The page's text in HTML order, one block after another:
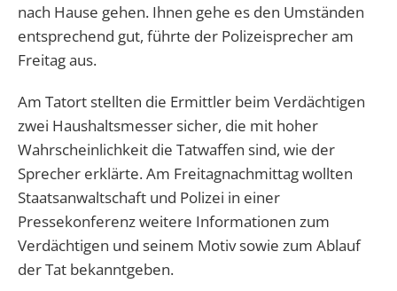
nach Hause gehen. Ihnen gehe es den Umständen
entsprechend gut, führte der Polizeisprecher am
Freitag aus.
Am Tatort stellten die Ermittler beim Verdächtigen
zwei Haushaltsmesser sicher, die mit hoher
Wahrscheinlichkeit die Tatwaffen sind, wie der
Sprecher erklärte. Am Freitagnachmittag wollten
Staatsanwaltschaft und Polizei in einer
Pressekonferenz weitere Informationen zum
Verdächtigen und seinem Motiv sowie zum Ablauf
der Tat bekanntgeben.